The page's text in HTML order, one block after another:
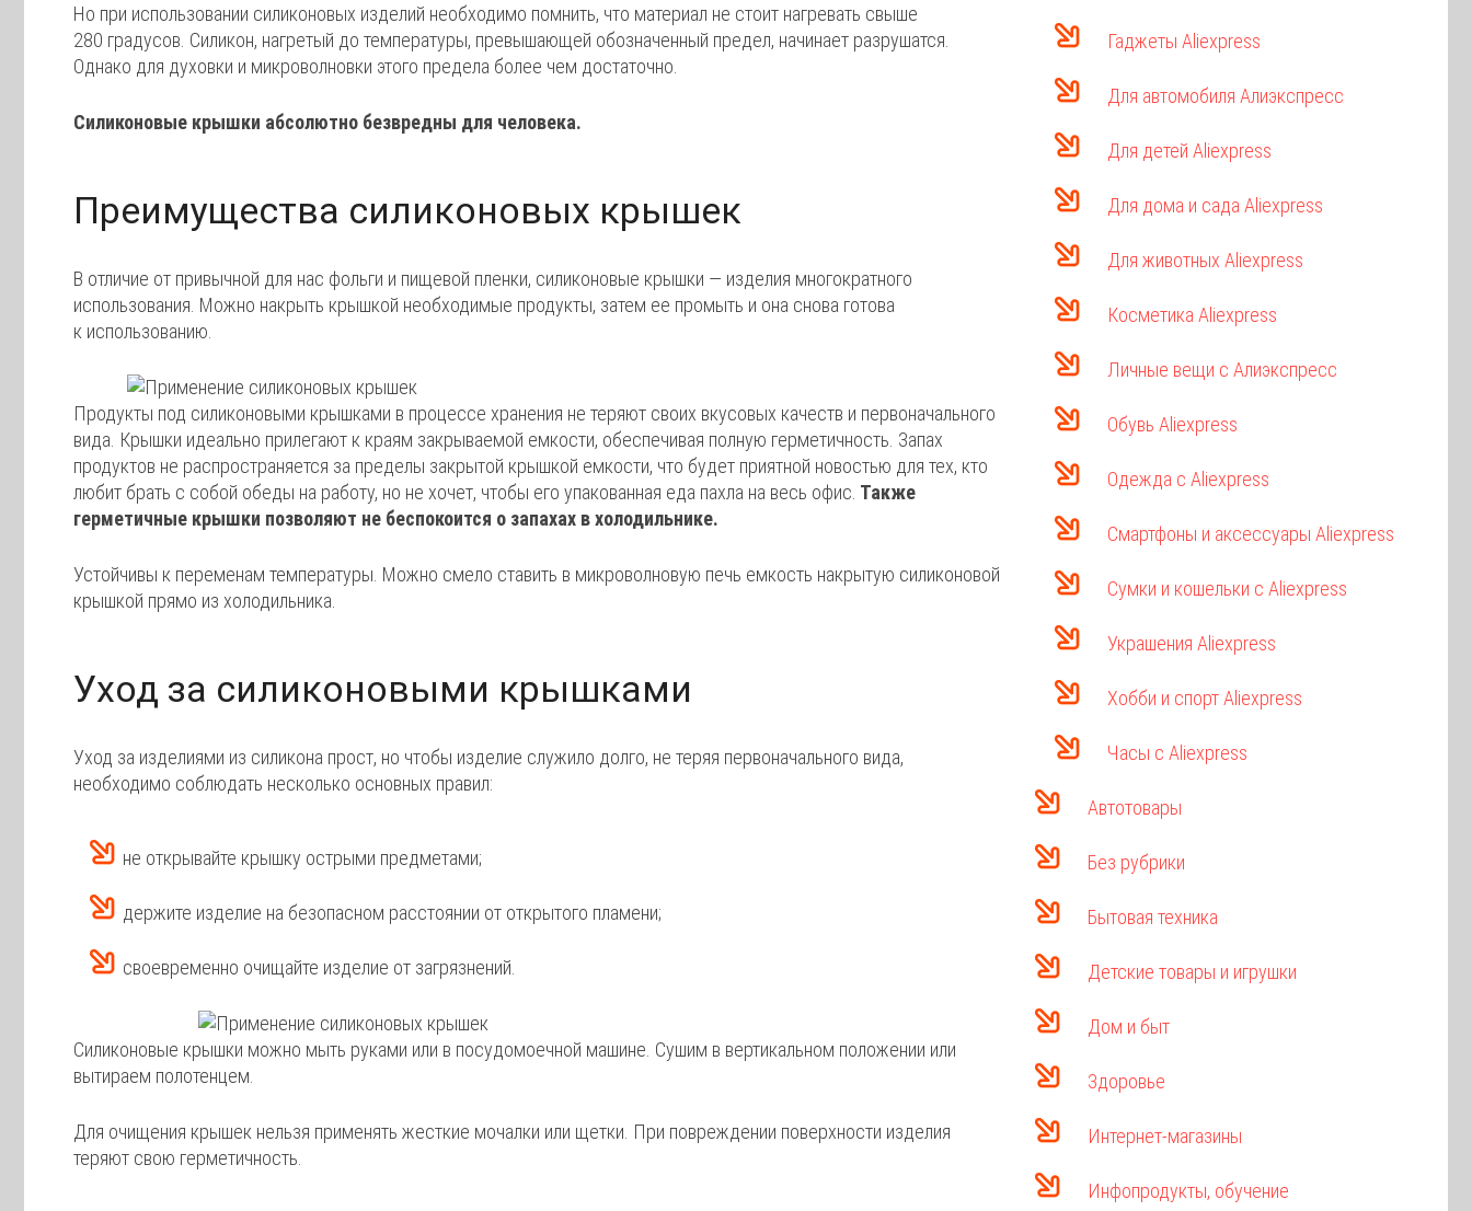
Но при использовании силиконовых изделий необходимо помнить, что материал не стоит нагревать свыше
280 градусов. Силикон, нагретый до температуры, превышающей обозначенный предел, начинает разрушатся.
Однако для духовки и микроволновки этого предела более чем достаточно.
Силиконовые крышки абсолютно безвредны для человека.
Преимущества силиконовых крышек
В отличие от привычной для нас фольги и пищевой пленки, силиконовые крышки — изделия многократного
использования. Можно накрыть крышкой необходимые продукты, затем ее промыть и она снова готова
к использованию.
Продукты под силиконовыми крышками в процессе хранения не теряют своих вкусовых качеств и первоначального
вида. Крышки идеально прилегают к краям закрываемой емкости, обеспечивая полную герметичность. Запах
продуктов не распространяется за пределы закрытой крышкой емкости, что будет приятной новостью для тех, кто
любит брать с собой обеды на работу, но не хочет, чтобы его упакованная еда пахла на весь офис. Также
герметичные крышки позволяют не беспокоится о запахах в холодильнике.
Устойчивы к переменам температуры. Можно смело ставить в микроволновую печь емкость накрытую силиконовой
крышкой прямо из холодильника.
Уход за силиконовыми крышками
Уход за изделиями из силикона прост, но чтобы изделие служило долго, не теряя первоначального вида,
необходимо соблюдать несколько основных правил:
не открывайте крышку острыми предметами;
держите изделие на безопасном расстоянии от открытого пламени;
своевременно очищайте изделие от загрязнений.
Силиконовые крышки можно мыть руками или в посудомоечной машине. Сушим в вертикальном положении или
вытираем полотенцем.
Для очищения крышек нельзя применять жесткие мочалки или щетки. При повреждении поверхности изделия
теряют свою герметичность.
Гаджеты Aliexpress
Для автомобиля Алиэкспресс
Для детей Aliexpress
Для дома и сада Aliexpress
Для животных Aliexpress
Косметика Aliexpress
Личные вещи с Алиэкспресс
Обувь Aliexpress
Одежда с Aliexpress
Смартфоны и аксессуары Aliexpress
Сумки и кошельки с Aliexpress
Украшения Aliexpress
Хобби и спорт Aliexpress
Часы с Aliexpress
Автотовары
Без рубрики
Бытовая техника
Детские товары и игрушки
Дом и быт
Здоровье
Интернет-магазины
Инфопродукты, обучение